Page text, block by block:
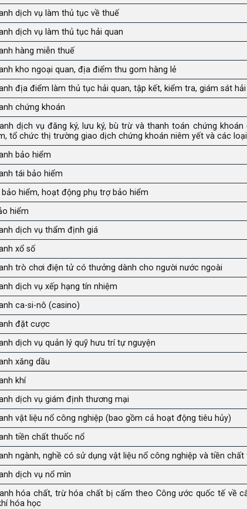
dịch vụ làm thủ tục về thuế
dịch vụ làm thủ tục hải quan
hàng miễn thuế
kho ngoại quan, địa điểm thu gom hàng lẻ
địa điểm làm thủ tục hải quan, tập kết, kiểm tra, giám sát hải
chứng khoán
dịch vụ đăng ký, lưu ký, bù trừ và thanh toán chứng
tổ chức thị trường giao dịch chứng khoán niêm yết và các
bảo hiểm
tái bảo hiểm
bảo hiểm, hoạt động phụ trợ bảo hiểm
hiểm
dịch vụ thẩm định giá
xổ số
trò chơi điện tử có thưởng dành cho người nước ngoài
dịch vụ xếp hạng tín nhiệm
ca-si-nô (casino)
đặt cược
dịch vụ quản lý quỹ hưu trí tự nguyện
xăng dầu
khí
dịch vụ giám định thương mại
vật liệu nổ công nghiệp (bao gồm cả hoạt động tiêu hủy)
tiền chất thuốc nổ
ngành, nghề có sử dụng vật liệu nổ công nghiệp và tiền
dịch vụ nổ mìn
hóa chất, trừ hóa chất bị cấm theo Công ước quốc tế về
hóa học